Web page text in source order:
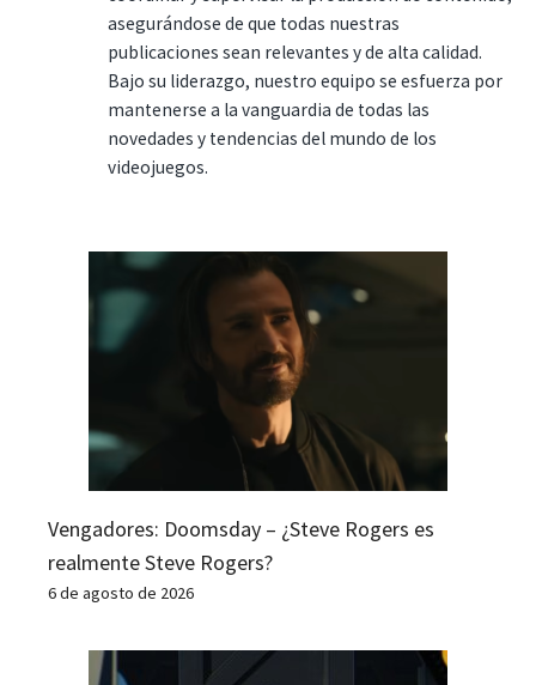
asegurándose de que todas nuestras
publicaciones sean relevantes y de alta calidad.
Bajo su liderazgo, nuestro equipo se esfuerza por
mantenerse a la vanguardia de todas las
novedades y tendencias del mundo de los
videojuegos.
Vengadores: Doomsday – ¿Steve Rogers es
realmente Steve Rogers?
6 de agosto de 2026